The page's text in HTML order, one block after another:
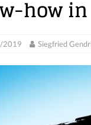
how
2019 Siegfried